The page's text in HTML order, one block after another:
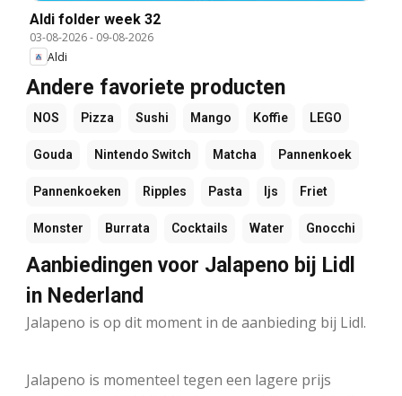
Aldi folder week 32
03-08-2026- 09-08-2026
Aldi
Andere favoriete producten
NOS Pizza Sushi Mango Koffie LEGO
Gouda Nintendo Switch Matcha Pannenkoek
Pannenkoeken Ripples Pasta Ijs Friet
Monster Burrata Cocktails Water Gnocchi
Aanbiedingen voor Jalapeno bij Lidl
in Nederland
Jalapeno is op dit moment in de aanbieding bij Lidl.
Jalapeno is momenteel tegen een lagere prijs